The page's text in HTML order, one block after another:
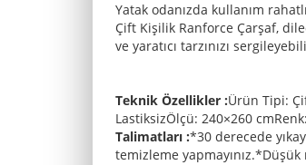
Yatak odanızda kullanım
Çift Kişilik Ranforce Çarşaf,
ve yaratıcı tarzınızı
Teknik Özellikler :Ürün Tipi:
LastiksizÖlçü: 240×260
Talimatları :*30 derecede
temizleme yapmayınız.*Düşük